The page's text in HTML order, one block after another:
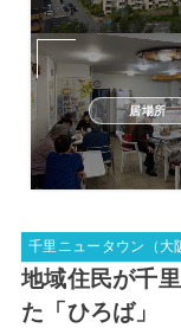
居場所
千里ニュータウン（大
地域住民が千
た「ひろば」